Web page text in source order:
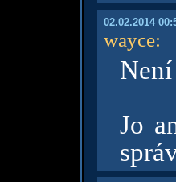
02.02.2014
wayce:
Jo